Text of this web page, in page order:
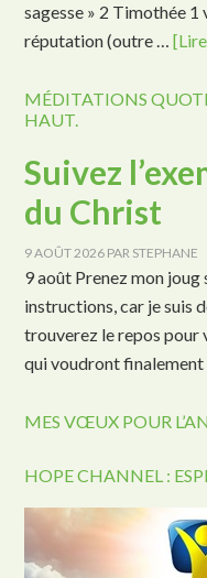
sagesse » 2 Timothée 1
réputation (outre …
MÉDITATIONS
HAUT.
Suivez
du Christ
9 AOÛT 2026 PAR STEPHANE
9 août Prenez mon joug
instructions, car je suis
trouverez le repos pour
qui voudront
MES VŒUX POUR
HOPE CHANNEL :